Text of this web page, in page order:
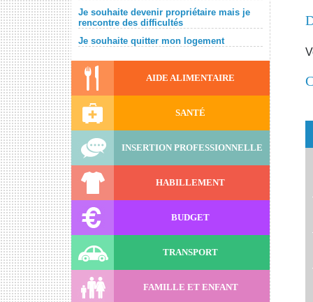
Je souhaite devenir propriétaire mais je
rencontre des difficultés
Je souhaite quitter mon logement
AIDE ALIMENTAIRE
SANTÉ
INSERTION PROFESSIONNELLE
HABILLEMENT
BUDGET
TRANSPORT
FAMILLE ET ENFANT